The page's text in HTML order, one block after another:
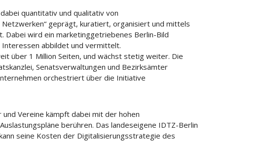
quantitativ und qualitativ von
Netzwerken“ geprägt, kuratiert, organisiert und mittels
Dabei wird ein marketinggetriebenes Berlin-Bild
abbildet und vermittelt.
über 1 Million Seiten, und wächst stetig weiter. Die
Senatsverwaltungen und Bezirksämter
orchestriert über die Initiative
und Vereine kämpft dabei mit der hohen
berühren. Das landeseigene IDTZ-Berlin
seine Kosten der Digitalisierungsstrategie des